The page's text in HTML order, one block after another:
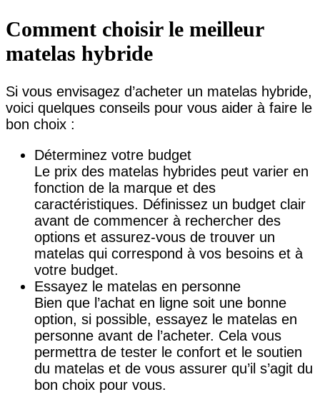
Comment choisir le meilleur
matelas hybride
Si vous envisagez d’acheter un matelas hybride,
voici quelques conseils pour vous aider à faire le
bon choix :
Déterminez votre budget
Le prix des matelas hybrides peut varier en
fonction de la marque et des
caractéristiques. Définissez un budget clair
avant de commencer à rechercher des
options et assurez-vous de trouver un
matelas qui correspond à vos besoins et à
votre budget.
Essayez le matelas en personne
Bien que l’achat en ligne soit une bonne
option, si possible, essayez le matelas en
personne avant de l’acheter. Cela vous
permettra de tester le confort et le soutien
du matelas et de vous assurer qu’il s’agit du
bon choix pour vous.